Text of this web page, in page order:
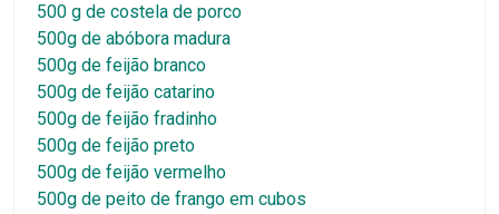
500 g de costela de porco
500g de abóbora madura
500g de feijão branco
500g de feijão catarino
500g de feijão fradinho
500g de feijão preto
500g de feijão vermelho
500g de peito de frango em cubos